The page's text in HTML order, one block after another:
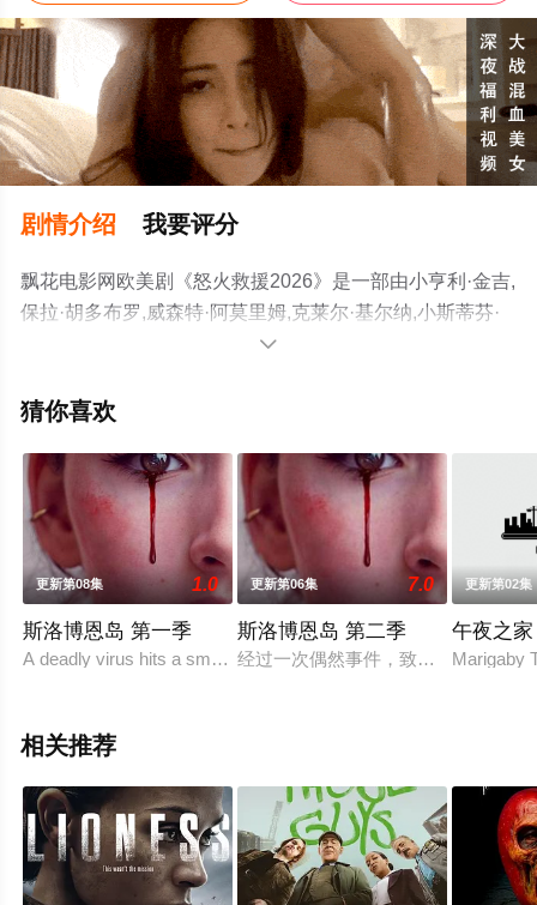
剧情介绍 我要评分
飘花电影网欧美剧《怒火救援2026》是一部由小亨利·金吉,
保拉·胡多布罗,威森特·阿莫里姆,克莱尔·基尔纳,小斯蒂芬·
卡普尔导演执导，叶海亚·阿卜杜勒-迈丁,亚历克斯·奥泽罗
格蕾丝·沈,等演员精彩演绎的韩国电视剧，大结局剧情已揭
就上飘花影院，热播电视剧提前免费观看，更多剧情信息
可移步至豆瓣电视剧、电视猫或剧情网等平台了解。

猜你喜欢
更新第08集 1.0
斯洛博恩岛 第一季
A deadly virus hits a small community living on an island in the
更新第06集 7.0
斯洛博恩岛 第二季
经过一次偶然事件，致命病毒开始在
更新第02集
午夜之家
Marigaby
相关推荐